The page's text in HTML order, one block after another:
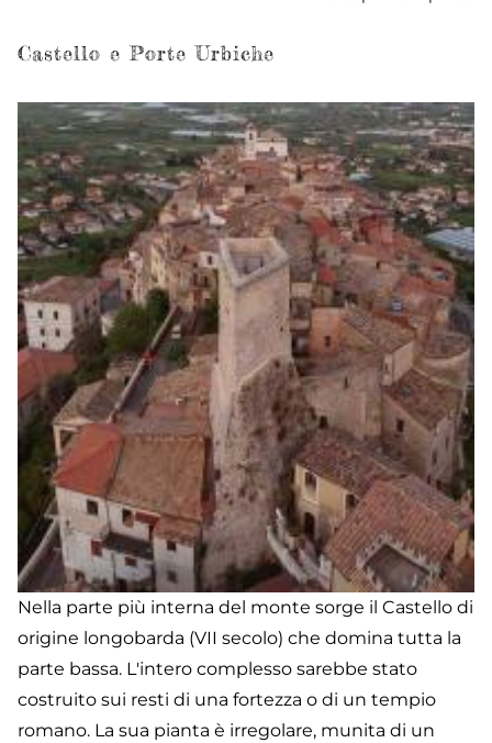
Castello e Porte Urbiche
Nella parte più interna del monte sorge il Castello di
origine longobarda (VII secolo) che domina tutta la
parte bassa. L'intero complesso sarebbe stato
costruito sui resti di una fortezza o di un tempio
romano. La sua pianta è irregolare, munita di un